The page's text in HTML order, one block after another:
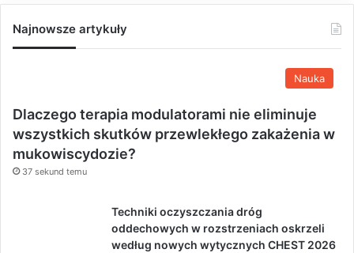
Najnowsze artykuły
Nauka
Dlaczego terapia modulatorami nie eliminuje
wszystkich skutków przewlekłego zakażenia w
mukowiscydozie?
37 sekund temu
Techniki oczyszczania dróg
oddechowych w rozstrzeniach oskrzeli
według nowych wytycznych CHEST 2026